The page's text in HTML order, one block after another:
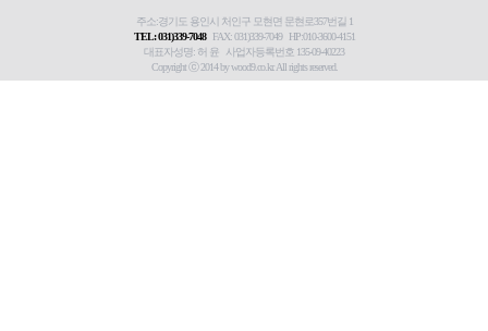
주소:경기도 용인시 처인구 모현면 문현로357번길 1
TEL: 031)339-7048FAX: 031)339-7049 HP:010-3600-4151
대표자성명: 허 윤 사업자등록번호 135-09-40223
Copyright ⓒ 2014 by wood9.co.kr. All rights reserved.